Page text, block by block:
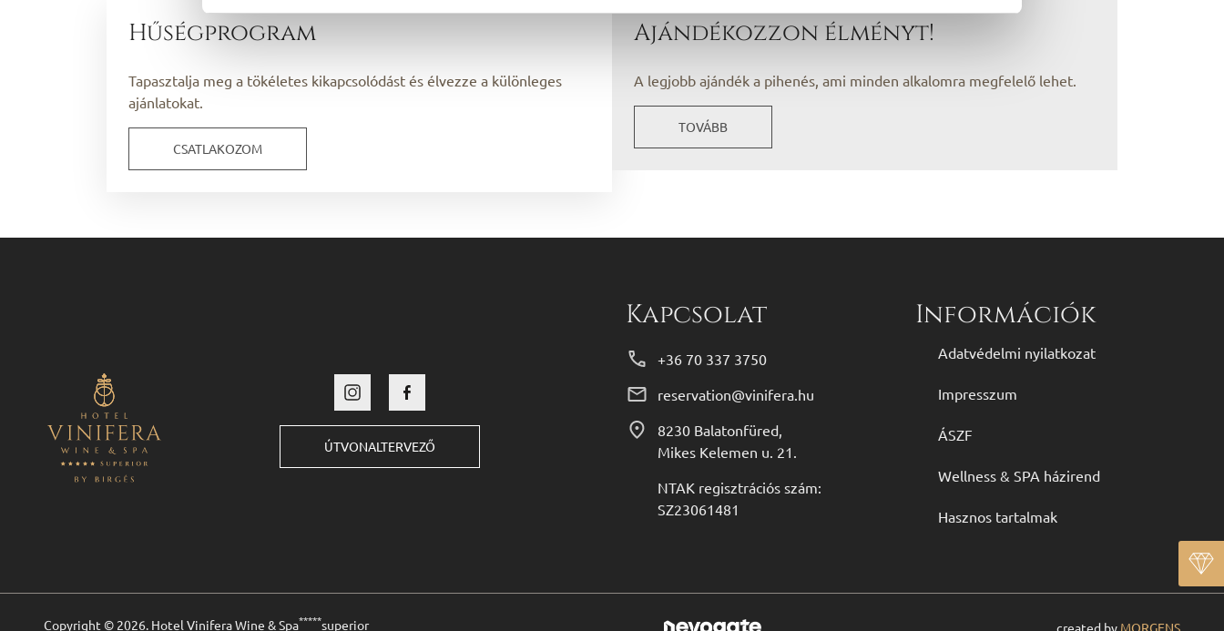
Hűségprogram
Tapasztalja meg a tökéletes kikapcsolódást és élvezze a különleges
ajánlatokat.
CSATLAKOZOM
Ajándékozzon élményt!
A legjobb ajándék a pihenés, ami minden alkalomra megfelelő lehet.
TOVÁBB
ÚTVONALTERVEZŐ
Kapcsolat
+36 70 337 3750
reservation@vinifera.hu
8230 Balatonfüred,
Mikes Kelemen u. 21.
NTAK regisztrációs szám:
SZ23061481
Információk
Adatvédelmi nyilatkozat
Impresszum
ÁSZF
Wellness & SPA házirend
Hasznos tartalmak
Copyright © 2026. Hotel Vinifera Wine & Spa*****superior created by MORGENS